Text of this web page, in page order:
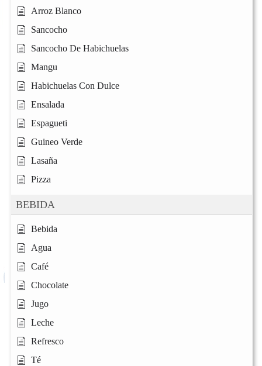
Arroz Blanco
Sancocho
Sancocho De Habichuelas
Mangu
Habichuelas Con Dulce
Ensalada
Espagueti
Guineo Verde
Lasaña
Pizza
BEBIDA
Bebida
Agua
Café
Chocolate
Jugo
Leche
Refresco
Té